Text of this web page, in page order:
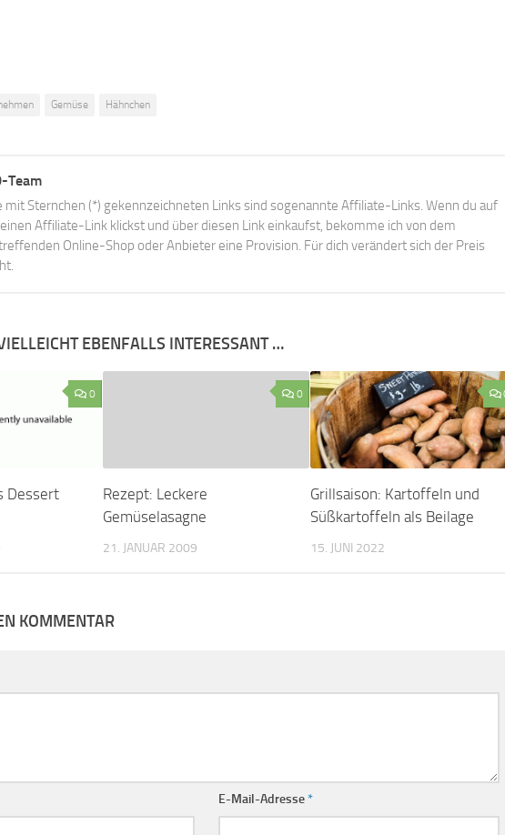
Gemüse Hähnchen
Team
mit Sternchen (*) gekennzeichneten Links sind sogenannte Affiliate-Links. Wenn du auf
Affiliate-Link klickst und über diesen Link einkaufst, bekomme ich von dem
Online-Shop oder Anbieter eine Provision. Für dich verändert sich der Preis
EBENFALLS INTERESSANT …
0
Dessert
0
Rezept: Leckere
Gemüselasagne
21. JANUAR 2009
Grillsaison: Kartoffeln und
Süßkartoffeln als Beilage
15. JUNI 2022
KOMMENTAR
E-Mail-Adresse*